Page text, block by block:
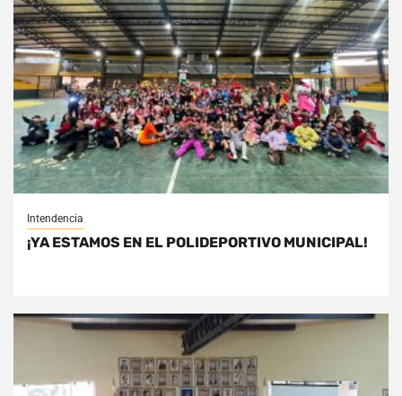
Intendencia
¡YA ESTAMOS EN EL POLIDEPORTIVO MUNICIPAL!